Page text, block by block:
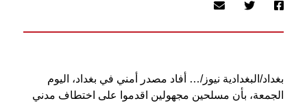
بغداد/البغدادية نيوز/… أفاد مصدر أمني في بغداد، اليوم
الجمعة، بأن مسلحين مجهولين اقدموا على اختطاف مدني